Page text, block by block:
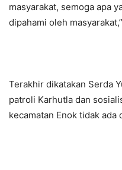
masyarakat, semoga apa
dipahami oleh
Terakhir dikatakan Serda
patroli Karhutla dan
kecamatan Enok tidak